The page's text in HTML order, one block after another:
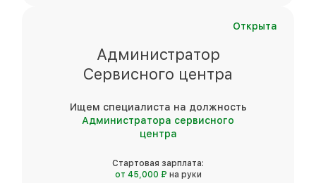
Открыта
Администратор
Сервисного центра
Ищем специалиста на должность
Администратора сервисного
центра
Стартовая зарплата:
от 45,000 ₽ на руки